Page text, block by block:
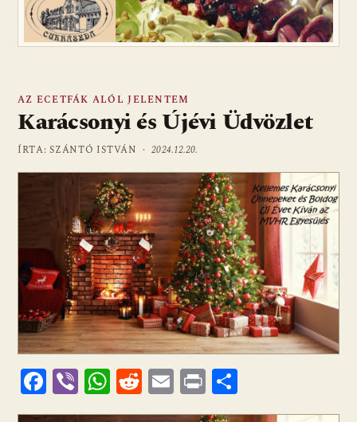
AZ ECETFÁK ALÓL JELENTEM
Karácsonyi és Újévi Üdvözlet
ÍRTA: SZÁNTÓ ISTVÁN ·2024.12.20.
F
ac
Vi
b
W
h
R
e
E
m
Pr
in ss